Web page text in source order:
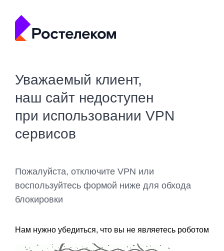
Уважаемый клиент,
наш сайт недоступен
при использовании VPN
сервисов
Пожалуйста, отключите VPN или
воспользуйтесь формой ниже для обхода
блокировки
Нам нужно убедиться, что вы не являетесь роботом